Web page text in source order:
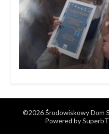
©2026 Środowiskowy Dom
Powered by